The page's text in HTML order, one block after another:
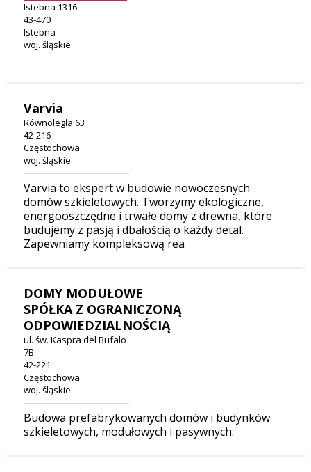
Istebna 1316
43-470
Istebna
woj. śląskie
Varvia
Równoległa 63
42-216
Częstochowa
woj. śląskie
Varvia to ekspert w budowie nowoczesnych
domów szkieletowych. Tworzymy ekologiczne,
energooszczędne i trwałe domy z drewna, które
budujemy z pasją i dbałością o każdy detal.
Zapewniamy kompleksową rea
DOMY MODUŁOWE
SPÓŁKA Z OGRANICZONĄ
ODPOWIEDZIALNOŚCIĄ
ul. św. Kaspra del Bufalo
7B
42-221
Częstochowa
woj. śląskie
Budowa prefabrykowanych domów i budynków
szkieletowych, modułowych i pasywnych.